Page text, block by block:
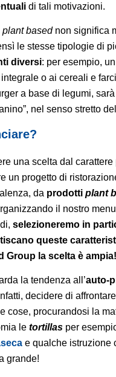
di tali motivazioni.
plant basednon significa
le stesse tipologie di
diversi: per esempio,
o ai cereali e
a base di legumi,
nel senso stretto
una scelta dal carattere
un progetto di
da prodotti plant
il nostro
selezioneremo in
queste
Group la scelta è ampia!
la tendenza all’auto-
decidere di
cose, procurandosi la
le tortillas per
e qualche istruzione
grande!